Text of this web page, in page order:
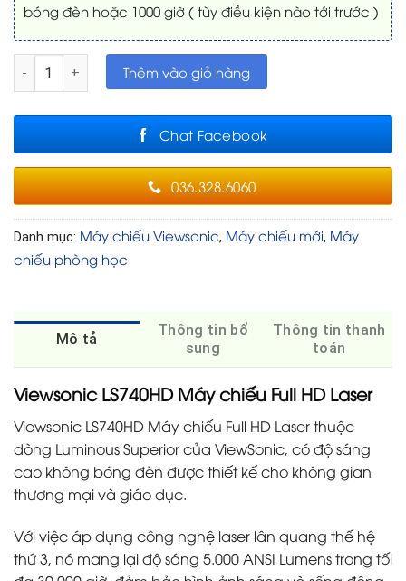
bóng đèn hoặc 1000 giờ ( tùy điều kiện nào tới trước )
Viewsonic LS740HD máy chiếu Full HD Laser số lượng
Thêm vào giỏ hàng
Chat Facebook
036.328.6060
Danh mục: Máy chiếu Viewsonic, Máy chiếu mới, Máy
chiếu phòng học
Mô tả
Thông tin bổ
sung
Thông tin thanh
toán
Viewsonic LS740HD Máy chiếu Full HD Laser
Viewsonic LS740HD Máy chiếu Full HD Laser thuộc
dòng Luminous Superior của ViewSonic, có độ sáng
cao không bóng đèn được thiết kế cho không gian
thương mại và giáo dục.
Với việc áp dụng công nghệ laser lân quang thế hệ
thứ 3, nó mang lại độ sáng 5.000 ANSI Lumens trong tối